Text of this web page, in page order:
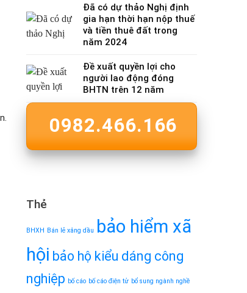
Đã có dự thảo Nghị định
gia hạn thời hạn nộp thuế
và tiền thuê đất trong
năm 2024
Đề xuất quyền lợi cho
người lao động đóng
BHTN trên 12 năm
0982.466.166
Thẻ
BHXH Bán lẻ xăng dầu
bảo hiểm xã
hội bảo hộ kiểu dáng công
nghiệp bố cáo bố cáo điện tử bổ sung ngành nghề